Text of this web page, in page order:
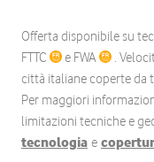
Offerta disponibile su
FTTC
e FWA
.
città italiane coperte da
Per maggiori
limitazioni tecniche e
tecnologia e